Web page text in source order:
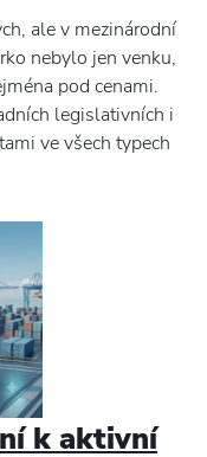
ale v mezinárodní
nebylo jen venku,
pod cenami.
legislativních i
ve všech typech
k aktivní